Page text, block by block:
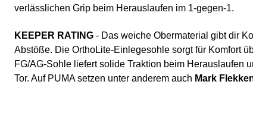
verlässlichen Grip beim Herauslaufen im 1-gegen-1.
KEEPER RATING - Das weiche Obermaterial gibt dir
Abstöße. Die OrthoLite-Einlegesohle sorgt für Komfort
FG/AG-Sohle liefert solide Traktion beim Herauslaufen
Tor. Auf PUMA setzen unter anderem auch Mark